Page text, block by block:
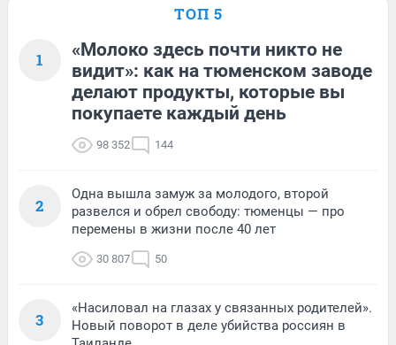
ТОП 5
1
«Молоко здесь почти никто не
видит»: как на тюменском заводе
делают продукты, которые вы
покупаете каждый день
98 352 144
2
Одна вышла замуж за молодого, второй
развелся и обрел свободу: тюменцы — про
перемены в жизни после 40 лет
30 807 50
3
«Насиловал на глазах у связанных родителей».
Новый поворот в деле убийства россиян в